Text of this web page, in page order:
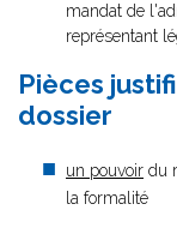
mandat de
représentant
Pièces
dossier
un pouvoir du
la formalité